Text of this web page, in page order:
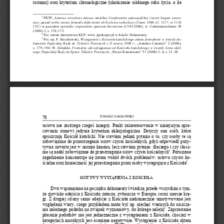
rozumu) oraz kryterium chronologiczne (ukończenie siódmego roku życia, o ile
1 PRTP, Litterae  circulares  missae  omnibus  Conferentiis  episcopalibus  (variis  linguis  exara-
tae) quoad verba «actus formalis defectionis ab Ecclesia catholica» (Cann. 1086 §1; 1117; et 1124
CIC)  et  quaedam  epistulae  respicientes  ipsarum  literrarum (13.03.2006),  w:  Communicationes  38
(2006) 2, s. 170–172.
2 Por. strona internetowa KEP: www.episkopat.pl w dziale: Dokumenty.
3 Por. np. P. Steczkowski, Wystąpienie z Kościoła katolickiego aktem formalnym w świetle do-
kumentu Papieskiej Rady ds. Tekstów Prawnych z 13 marca 2006 r. Annales Canonici” 2 (2006),
s. 179–194; W. Góralski, Formalny akt odstąpienia od Kościoła katolickiego w świetle Listu okól-
nego Papieskiej Rady do Spraw Tekstów Prawnych
Prawo Kanoniczne” 51 (2008) 3–4, s. 15–28.
TOMASZ GAŁKOWSKI
70
ustawa nie zastrzega czegoś innego). Punkt  zainteresowania  w  niniejszym  opra-
cowaniu  stanowi  jedynie  kryterium  eklezjologiczne.  Dotyczy  ono  osób,  które
opuszczają Kościół katolicki. Nie stawiam jednak pytania o to, czy osoby te są
zobowiązane do przestrzegania ustaw czysto kościelnych, gdyż odpowiedź pozy-
tywna zawarta jest w normie kanonu, lecz stawiam pytanie: dlaczego i czy słusz-
nie są nadal zobowiązane do przestrzegania ustaw czysto kościelnych4 Poruszane
zagadnienie koncentruje się zatem wokół dwóch problemów: ustawa czysto ko-
ścielna oraz konieczność jej przestrzegania przez osoby występujące z Kościoła5
MOTYWY WYSTĄPIENIA Z KOŚCIOŁA
Dwa wspomniane na początku dokumenty świadczą przede wszystkim o tym,
że zjawisko odejścia z Kościoła zatacza, zwłaszcza w Europie, coraz szersze krę-
gi.  Z  drugiej strony samo odejście z Kościoła niekoniecznie umotywowane jest
względami wiary, czego przykładem może być np. niechęć wiernych do uiszcza-
nia należnego podatku na związek wyznaniowy, do którego należą6. Zaprzestanie
płacenia podatków nie jest jednoznaczne z wystąpieniem z Kościoła, chociaż w
kategoriach  moralnych  jest  oceniane  negatywnie. Wystąpienie z Kościoła aktem